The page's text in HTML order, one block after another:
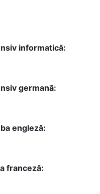
informatică:
germană:
engleză:
franceză: